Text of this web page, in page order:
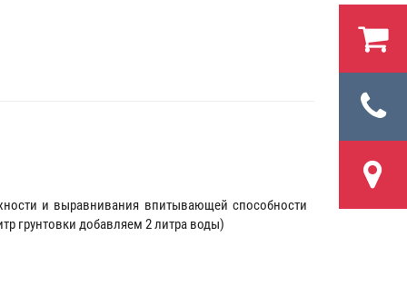
и выравнивания впитывающей способности
грунтовки добавляем 2 литра воды)